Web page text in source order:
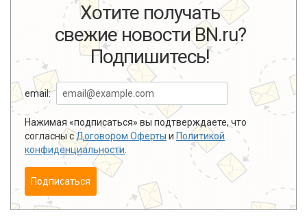
Хотите получать
свежие новости BN.ru?
Подпишитесь!
email:
Нажимая «подписаться» вы подтверждаете, что
согласны сДоговором Оферты и Политикой
конфиденциальности
Подписаться